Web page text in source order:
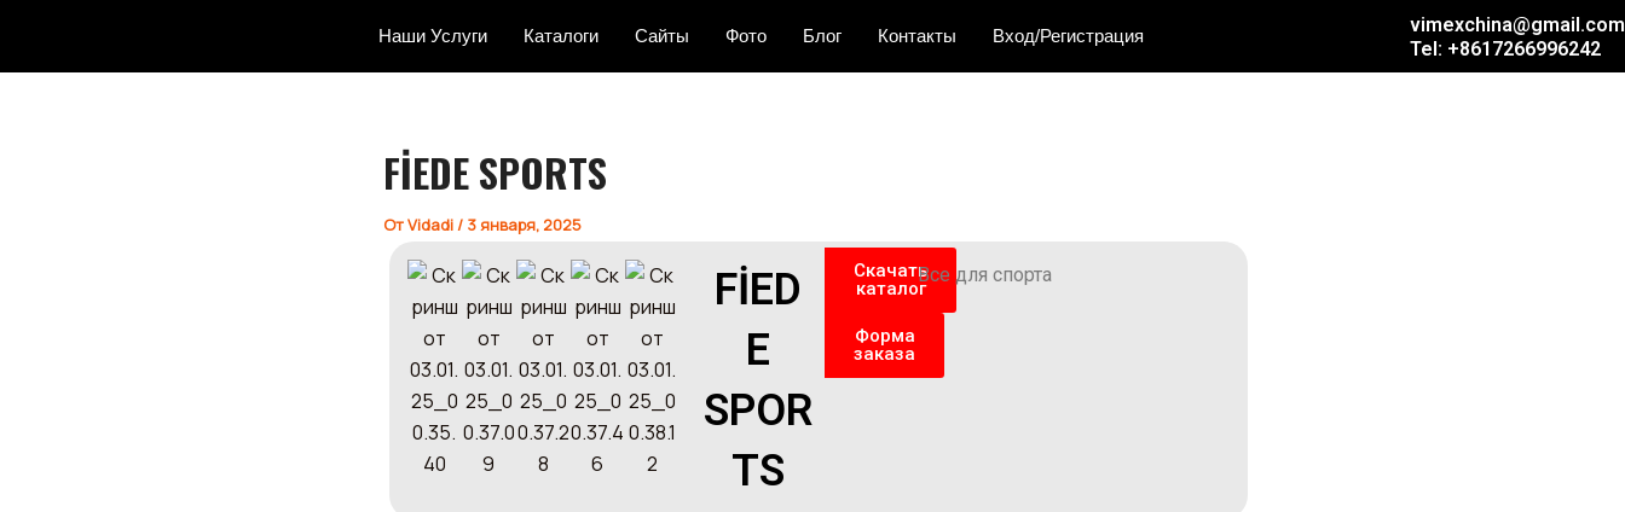
содержимому
Наши Услуги Каталоги Сайты Фото Блог Контакты Вход/Регистрация
vimexchina@gmail.com
Tel: +8617266996242
FİEDE SPORTS
ОтVidadi/ 3 января, 2025
FİED
E
SPOR
TS
Скачать
каталог
Форма
заказа
Все для спорта
по
записям